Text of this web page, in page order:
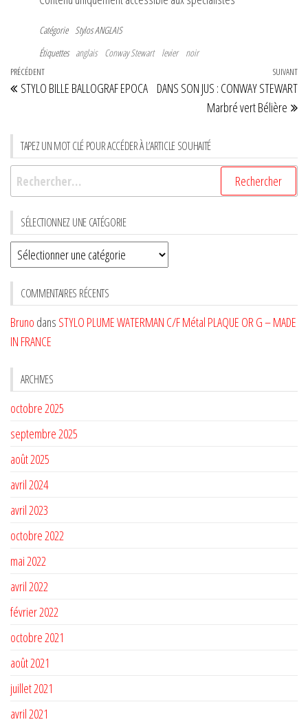
Catégorie Stylos ANGLAIS
Étiquettes anglais Conway Stewart levier noir
Navigation
de
Article
précédent
PRÉCÉDENT
STYLO BILLE BALLOGRAF EPOCA
SUIVANT
DANS SON JUS : CONWAY STEWART
Marbré vert Bélière
TAPEZ UN MOT CLÉ POUR ACCÉDER À L’ARTICLE SOUHAITÉ
Rechercher :
SÉLECTIONNEZ UNE CATÉGORIE
Sélectionnez
une
CATÉGORIE
COMMENTAIRES RÉCENTS
Bruno dans STYLO PLUME WATERMAN C/F Métal PLAQUE OR G – MADE
IN FRANCE
ARCHIVES
octobre 2025
septembre 2025
août 2025
avril 2024
avril 2023
octobre 2022
mai 2022
avril 2022
février 2022
octobre 2021
août 2021
juillet 2021
avril 2021